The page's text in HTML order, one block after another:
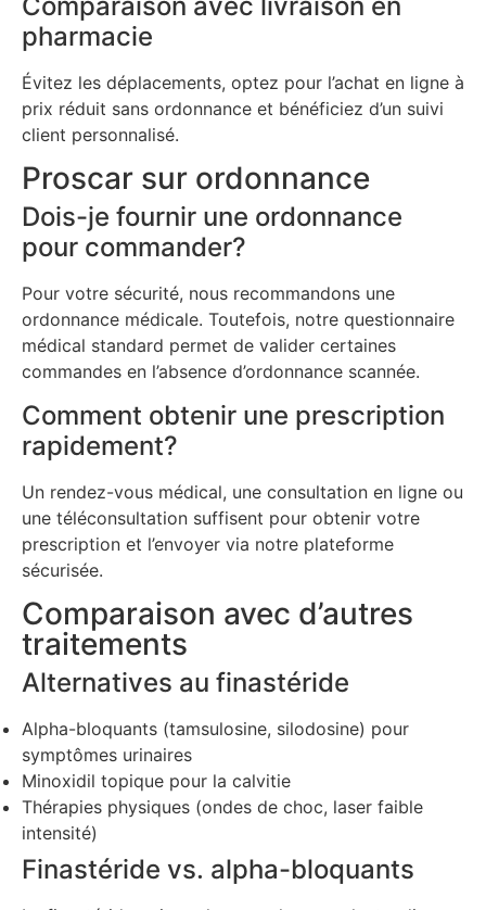
pharmacie
Évitez les déplacements, optez pour l’achat en ligne à
prix réduit sans ordonnance et bénéficiez d’un suivi
client personnalisé.
Proscar sur ordonnance
Dois-je fournir une ordonnance
pour commander?
Pour votre sécurité, nous recommandons une
ordonnance médicale. Toutefois, notre questionnaire
médical standard permet de valider certaines
commandes en l’absence d’ordonnance scannée.
Comment obtenir une prescription
rapidement?
Un rendez-vous médical, une consultation en ligne ou
une téléconsultation suffisent pour obtenir votre
prescription et l’envoyer via notre plateforme
sécurisée.
Comparaison avec d’autres
traitements
Alternatives au finastéride
Alpha-bloquants (tamsulosine, silodosine) pour
symptômes urinaires
Minoxidil topique pour la calvitie
Thérapies physiques (ondes de choc, laser faible
intensité)
Finastéride vs. alpha-bloquants